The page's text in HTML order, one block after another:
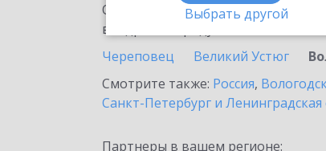
Выбрать другой
Ознакомьтесь с
внедрение продукта.
Череповец
Великий Устюг
Смотрите также: Россия,
Санкт-Петербург и Ленинградская
Партнеры в вашем регионе: